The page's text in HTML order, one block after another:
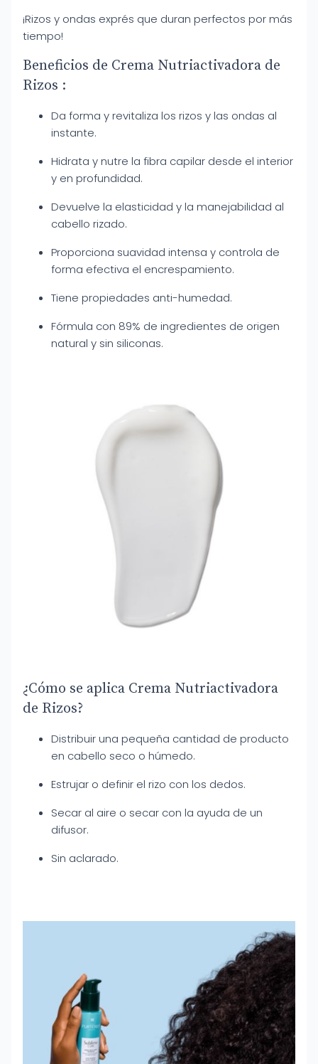
¡Rizos y ondas exprés que duran perfectos por más
tiempo!
Beneficios de Crema Nutriactivadora de
Rizos :
Da forma y revitaliza los rizos y las ondas al
instante.
Hidrata y nutre la fibra capilar desde el interior
y en profundidad.
Devuelve la elasticidad y la manejabilidad al
cabello rizado.
Proporciona suavidad intensa y controla de
forma efectiva el encrespamiento.
Tiene propiedades anti-humedad.
Fórmula con 89% de ingredientes de origen
natural y sin siliconas.
¿Cómo se aplica Crema Nutriactivadora
de Rizos?
Distribuir una pequeña cantidad de producto
en cabello seco o húmedo.
Estrujar o definir el rizo con los dedos.
Secar al aire o secar con la ayuda de un
difusor.
Sin aclarado.